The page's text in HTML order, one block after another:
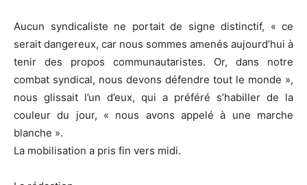
Aucun syndicaliste ne portait de signe distinctif, « ce
serait dangereux, car nous sommes amenés aujourd’hui à
tenir des propos communautaristes. Or, dans notre
combat syndical, nous devons défendre tout le monde »,
nous glissait l’un d’eux, qui a préféré s’habiller de la
couleur du jour, « nous avons appelé à une marche
blanche ».
La mobilisation a pris fin vers midi.